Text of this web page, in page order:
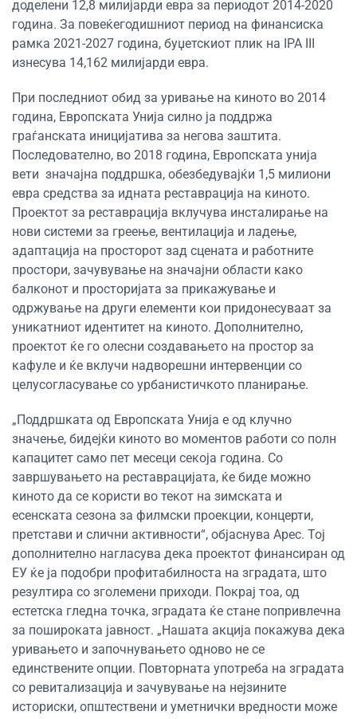
доделени 12,8 милијарди евра за периодот 2014-2020
година. За повеќегодишниот период на финансиска
рамка 2021-2027 година, буџетскиот плик на IPA III
изнесува 14,162 милијарди евра.
При последниот обид за уривање на киното во 2014
година, Европската Унија силно ја поддржа
граѓанската иницијатива за негова заштита.
Последователно, во 2018 година, Европската унија
вети значајна поддршка, обезбедувајќи 1,5 милиони
евра средства за идната реставрација на киното.
Проектот за реставрација вклучува инсталирање на
нови системи за греење, вентилација и ладење,
адаптација на просторот зад сцената и работните
простори, зачувување на значајни области како
балконот и просторијата за прикажување и
одржување на други елементи кои придонесуваат за
уникатниот идентитет на киното. Дополнително,
проектот ќе го олесни создавањето на простор за
кафуле и ќе вклучи надворешни интервенции со
целусогласување со урбанистичкото планирање.
„Поддршката од Европската Унија е од клучно
значење, бидејќи киното во моментов работи со полн
капацитет само пет месеци секоја година. Со
завршувањето на реставрацијата, ќе биде можно
киното да се користи во текот на зимската и
есенската сезона за филмски проекции, концерти,
претстави и слични активности“, објаснува Арес. Тој
дополнително нагласува дека проектот финансиран од
ЕУ ќе ја подобри профитабилноста на зградата, што
резултира со зголемени приходи. Покрај тоа, од
естетска гледна точка, зградата ќе стане попривлечна
за пошироката јавност. „Нашата акција покажува дека
уривањето и започнувањето одново не се
единствените опции. Повторната употреба на зградата
со ревитализација и зачувување на нејзините
историски, општествени и уметнички вредности може